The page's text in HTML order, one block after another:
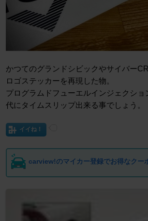
かつてのグランドシビックやサイバー
ロゴステッカーを再現した物。
プログラムドフューエルインジェクショ
代にタイムスリップ出来る事でしょう。
イイね！
carview!のマイカー登録でお得なクー